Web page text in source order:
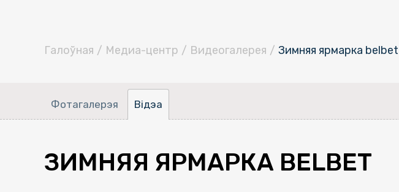
Галоўная / Медиа-центр / Видеогалерея / Зимняя ярмарка belbet
Фотагалерэя Відэа
ЗИМНЯЯ ЯРМАРКА BELBET